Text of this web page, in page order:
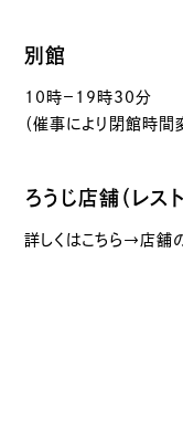
別館
10時－19時30分
（催事により閉館時間
ろうじ店舗（レス
詳しくはこちら→店舗